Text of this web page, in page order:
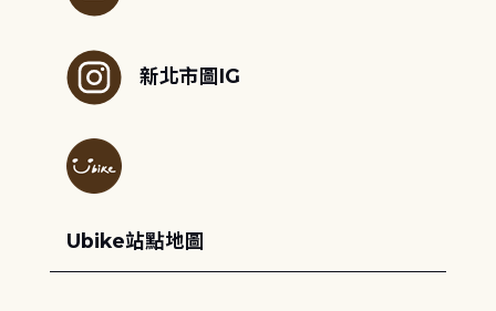
新北市圖IG
Ubike站點地圖